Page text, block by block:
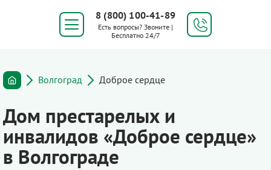
8 (800) 100-41-89
Есть вопросы? Звоните |
Бесплатно 24/7
Волгоград Доброе сердце
Дом престарелых и
инвалидов «Доброе сердце»
в Волгограде